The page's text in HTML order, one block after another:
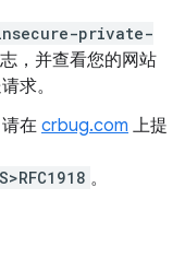
private-
，并查看您的网站
求。
在 crbug.com 上提
。